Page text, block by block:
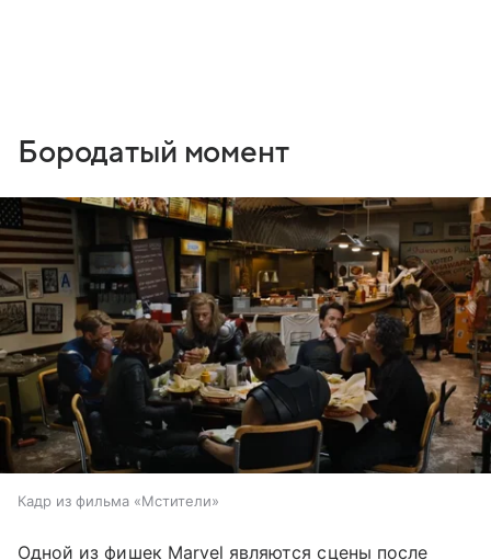
Бородатый момент
Кадр из фильма «Мстители»
Одной из фишек Marvel являются сцены после